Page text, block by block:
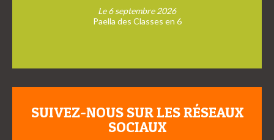
Le 6 septembre 2026
Paella des Classes en 6
SUIVEZ-NOUS SUR LES RÉSEAUX
SOCIAUX